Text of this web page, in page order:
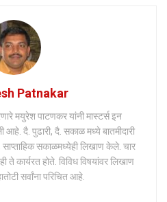
Patnakar
मयुरेश पाटणकर यांनी मास्टर्स इन
आहे. दै. पुढारी, दै. सकाळ मध्ये बातमीदारी
साप्ताहिक सकाळमध्येही लिखाण केले. चार
कार्यरत होते. विविध विषयांवर लिखाण
सर्वांना परिचित आहे.